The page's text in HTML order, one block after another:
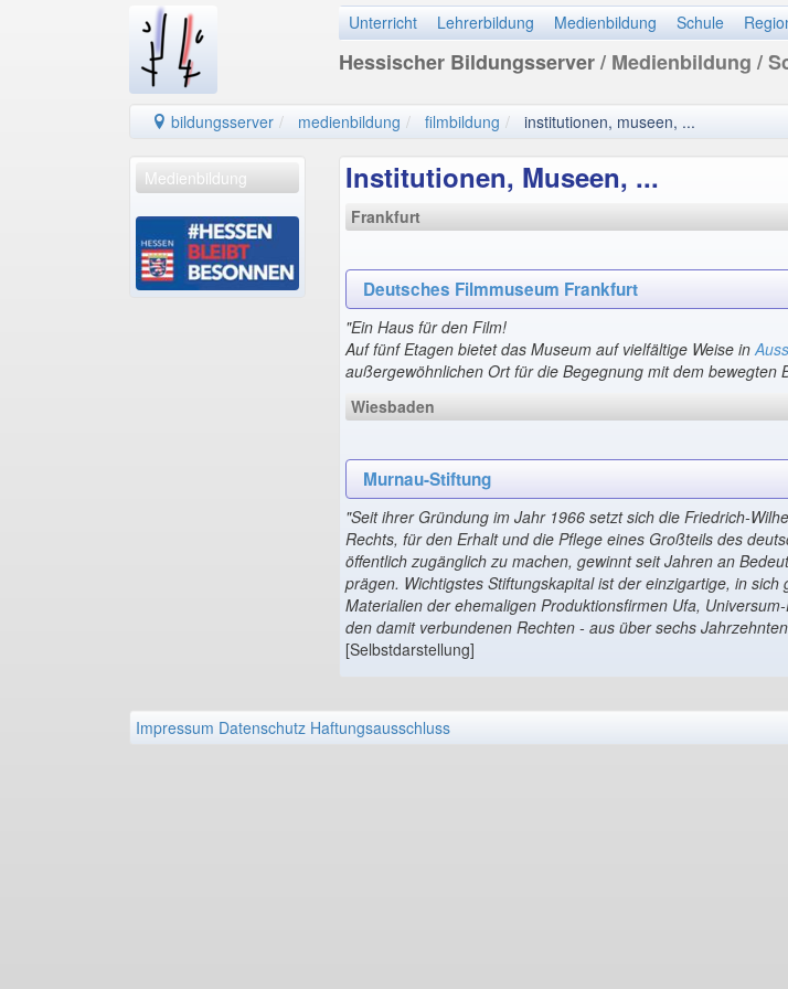
Unterricht Lehrerbildung Medienbildung Schule
Hessischer Bildungsserver/ Medienbildung /
bildungsserver medienbildung filmbildung institutionen, museen, ...
Medienbildung Institutionen, Museen, ...
Frankfurt
Deutsches Filmmuseum Frankfurt
"Ein Haus für den Film!
Auf fünf Etagen bietet das Museum auf vielfältige Weise in
außergewöhnlichen Ort für die Begegnung mit dem bewegten
Wiesbaden
Murnau-Stiftung
"Seit ihrer Gründung im Jahr 1966 setzt sich die Friedrich-
Rechts, für den Erhalt und die Pflege eines Großteils des
öffentlich zugänglich zu machen, gewinnt seit Jahren an
prägen. Wichtigstes Stiftungskapital ist der einzigartige, in
Materialien der ehemaligen Produktionsfirmen Ufa,
den damit verbundenen Rechten - aus über sechs
[Selbstdarstellung]
Impressum Datenschutz Haftungsausschluss